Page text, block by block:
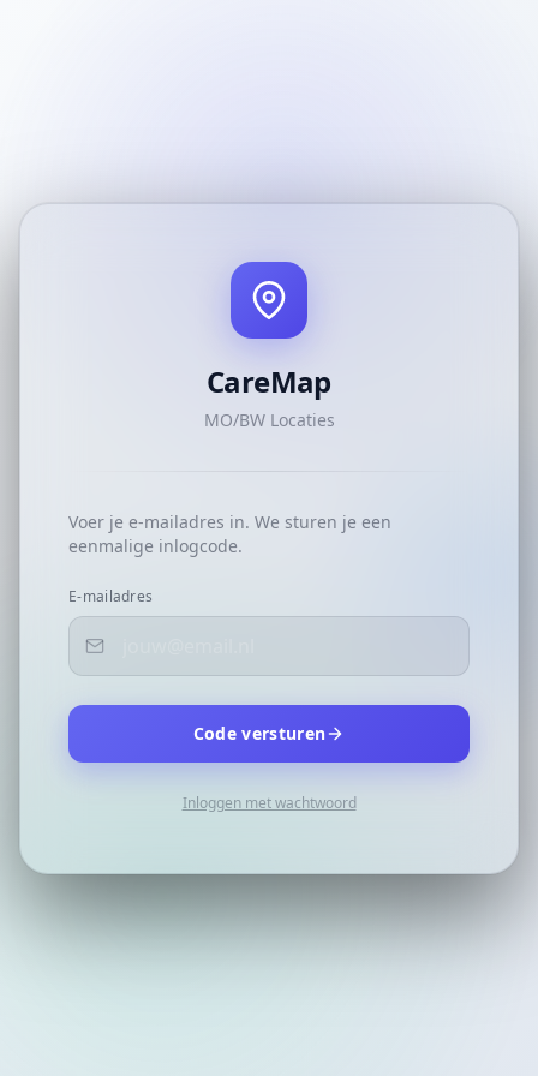
CareMap
MO/BW Locaties
Voer je e-mailadres in. We sturen je een
eenmalige inlogcode.
E-mailadres
Code versturen
Inloggen met wachtwoord